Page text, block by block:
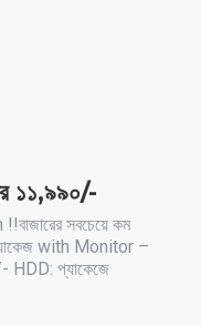
১১,৯৯০/-
সবচেয়ে কম
প্যাকেজ with Monitor –
HDD: প্যাকেজে